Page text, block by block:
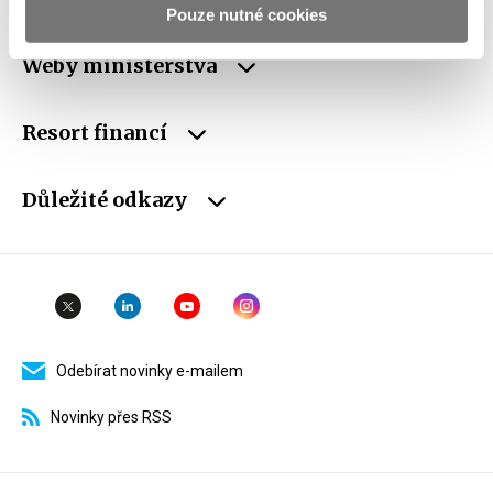
Pouze nutné cookies
Weby ministerstva
Resort financí
Důležité odkazy
Odebírat novinky e-mailem
Novinky přes RSS